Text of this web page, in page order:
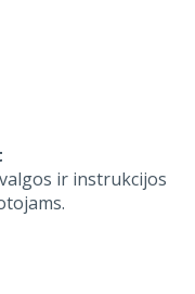
ir instrukcijos